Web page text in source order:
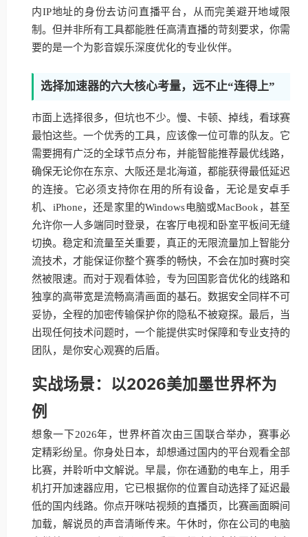
内IP地址的身份去访问直播平台，从而完美避开地域限
制。但并非所有工具都能胜任高清直播的苛刻要求，你需
要的是一个为影音娱乐深度优化的专业伙伴。
选择加速器的六大核心考量，远不止“连得上”
市面上选择很多，但坑也不少。慢、卡顿、掉线，看球赛
最怕这些。一个优秀的工具，应该像一位可靠的队友。它
需要拥有广泛的全球节点分布，并能智能推荐最优线路，
确保无论你在东京、大阪还是北海道，都能获得最低延迟
的连接。它必须支持你在用的所有设备，无论是安卓手
机、iPhone，还是家里的Windows电脑或MacBook，甚至
允许你一人多端同时登录，在客厅电视和卧室平板间无缝
切换。稳定和流量至关重要，真正的无限流量加上智能分
流技术，才能保证你整个赛季的畅快，不会在加时赛时突
然被限速。而对于观看体验，专为回国影音优化的线路和
独享的高带宽是流畅高清画面的基石。数据安全同样不可
妥协，全程的加密传输保护你的隐私不被窥探。最后，当
出现任何技术问题时，一个能提供实时保障和专业支持的
团队，是你安心观赛的后盾。
实战场景：以2026美加墨世界杯为
例
想象一下2026年，世界杯首次由三国联合举办，赛事必
定精彩纷呈。你身处日本，却想通过国内的平台观看全部
比赛，并聆听中文解说。早晨，你在通勤的电车上，用手
机打开加速器应用，它已根据你的位置自动选择了延迟最
低的国内线路。你点开咪咕视频的直播页，比赛画面瞬间
加载，解说员的声音清晰传来。午休时，你在公司的电脑